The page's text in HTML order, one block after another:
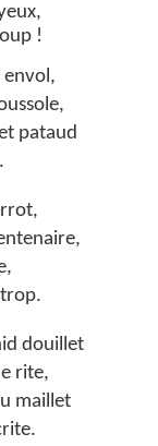
!
envol,
pataud
douillet
rite,
maillet